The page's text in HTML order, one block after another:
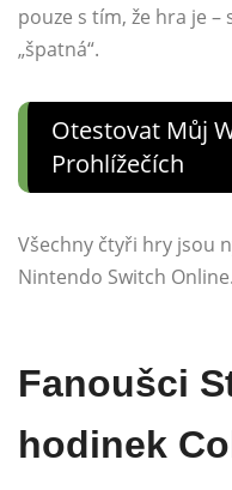
pouze s tím, že hra je –
„špatná“.
Otestovat Můj
Prohlížečích
Všechny čtyři hry jsou
Nintendo Switch Online.
Fanoušci
hodinek